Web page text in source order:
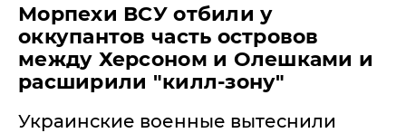
Морпехи ВСУ отбили у
оккупантов часть островов
между Херсоном и Олешками и
расширили "килл-зону"
Украинские военные вытеснили